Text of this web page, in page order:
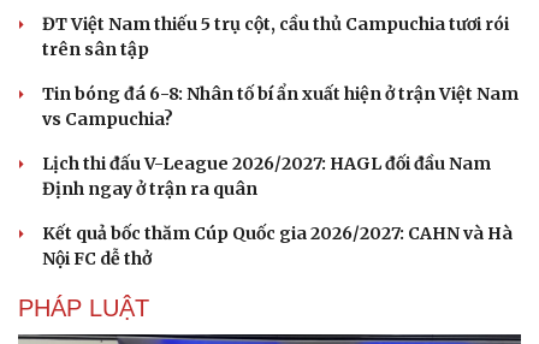
ĐT Việt Nam thiếu 5 trụ cột, cầu thủ Campuchia tươi rói
trên sân tập
Tin bóng đá 6-8: Nhân tố bí ẩn xuất hiện ở trận Việt Nam
vs Campuchia?
Lịch thi đấu V-League 2026/2027: HAGL đối đầu Nam
Định ngay ở trận ra quân
Kết quả bốc thăm Cúp Quốc gia 2026/2027: CAHN và Hà
Nội FC dễ thở
PHÁP LUẬT